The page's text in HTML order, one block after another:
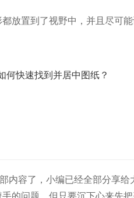
放置到了视野中，并且尽可
内容了，小编已经全部分享
的问题，但只要沉下心来先